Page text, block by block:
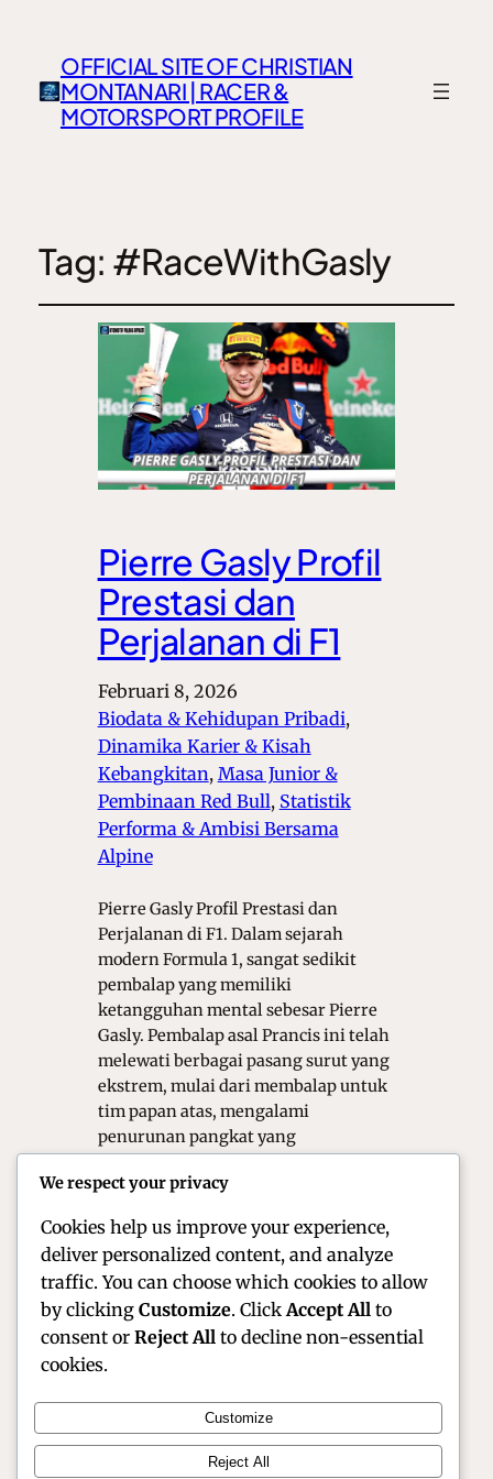
OFFICIAL SITE OF CHRISTIAN
MONTANARI | RACER &
MOTORSPORT PROFILE
Tag: #RaceWithGasly
Pierre Gasly Profil
Prestasi dan
Perjalanan di F1
Februari 8, 2026
Biodata & Kehidupan Pribadi ,
Dinamika Karier & Kisah
Kebangkitan, Masa Junior &
Pembinaan Red Bull, Statistik
Performa & Ambisi Bersama
Alpine
Pierre Gasly Profil Prestasi dan
Perjalanan di F1. Dalam sejarah
modern Formula 1, sangat sedikit
pembalap yang memiliki
ketangguhan mental sebesar Pierre
Gasly. Pembalap asal Prancis ini telah
melewati berbagai pasang surut yang
ekstrem, mulai dari membalap untuk
tim papan atas, mengalami
penurunan pangkat yang
bangkit sebagai pemenang Grand
Official Site of Christian Montanari | Racer &
We respect your privacy
Cookies help us improve your experience,
deliver personalized content, and analyze
traffic. You can choose which cookies to allow
by clicking Customize. Click Accept All to
consent or Reject All to decline non-essential
cookies.
Customize
Reject All